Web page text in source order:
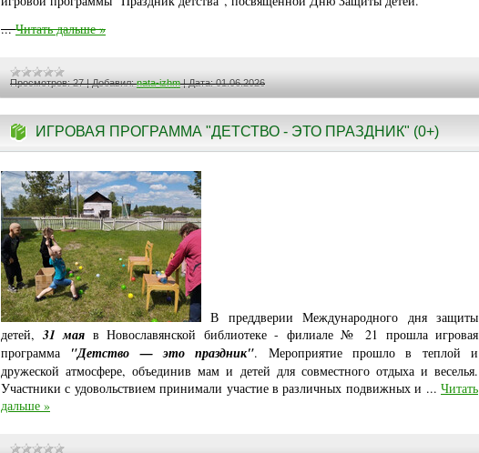
...Читать дальше »
Просмотров: 27 |Добавил: nata-izhm |Дата: 01.06.2026
ИГРОВАЯ ПРОГРАММА "ДЕТСТВО - ЭТО ПРАЗДНИК" (0+)
В преддверии Международного дня защиты
детей, 31 мая в Новославянской библиотеке - филиале № 21 прошла игровая
программа "Детство — это праздник". Мероприятие прошло в теплой и
дружеской атмосфере, объединив мам и детей для совместного отдыха и веселья.
Участники с удовольствием принимали участие в различных подвижных и ...Читать
дальше »